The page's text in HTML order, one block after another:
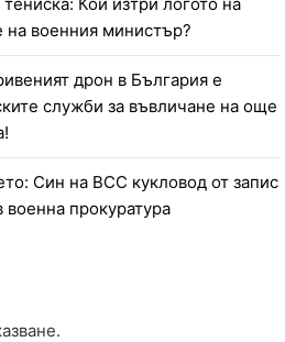
на военния министър?
дрон в България е
служби за въвличане на още
Син на ВСС кукловод от запис
прокуратура